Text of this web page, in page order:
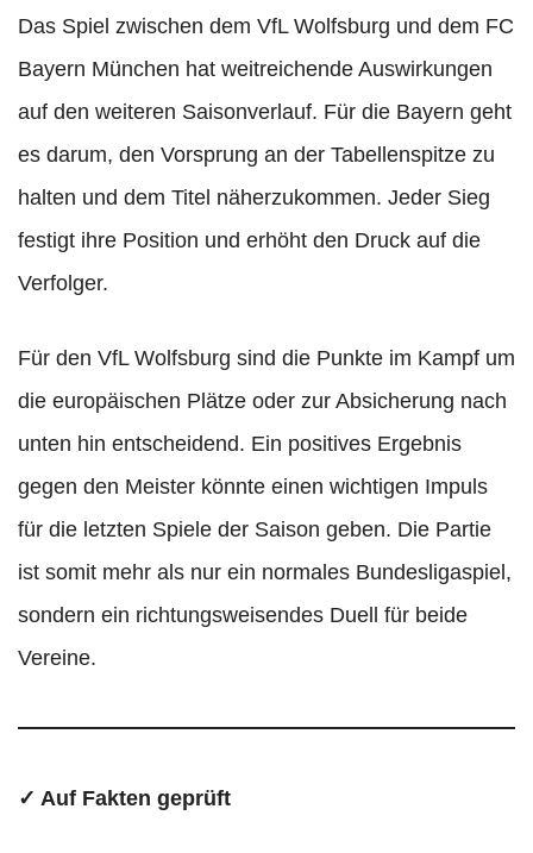
Das Spiel zwischen dem VfL Wolfsburg und dem FC
Bayern München hat weitreichende Auswirkungen
auf den weiteren Saisonverlauf. Für die Bayern geht
es darum, den Vorsprung an der Tabellenspitze zu
halten und dem Titel näherzukommen. Jeder Sieg
festigt ihre Position und erhöht den Druck auf die
Verfolger.
Für den VfL Wolfsburg sind die Punkte im Kampf um
die europäischen Plätze oder zur Absicherung nach
unten hin entscheidend. Ein positives Ergebnis
gegen den Meister könnte einen wichtigen Impuls
für die letzten Spiele der Saison geben. Die Partie
ist somit mehr als nur ein normales Bundesligaspiel,
sondern ein richtungsweisendes Duell für beide
Vereine.
✓ Auf Fakten geprüft